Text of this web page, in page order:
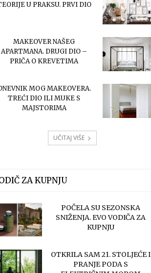
U PRAKSU. PRVI DIO
MAKEOVER NAŠEG
APARTMANA. DRUGI DIO –
PRIČA O KREVETIMA
MOG MAKEOVERA.
TREĆI DIO ILI MUKE S
MAJSTORIMA
UČITAJ VIŠE
ZA KUPNJU
POČELA SU SEZONSKA
SNIŽENJA. EVO VODIČA ZA
KUPNJU
OTKRILA SAM 21. STOLJEĆE I
PRANJE PODA S